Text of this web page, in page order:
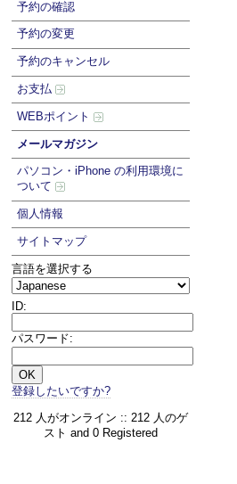
予約の確認
予約の変更
予約のキャンセル
お支払
WEBポイント
メールマガジン
パソコン・iPhone の利用環境に
ついて
個人情報
サイトマップ
言語を選択する
ID:
パスワード:
登録したいですか?
212 人がオンライン :: 212 人のゲ
スト and 0 Registered